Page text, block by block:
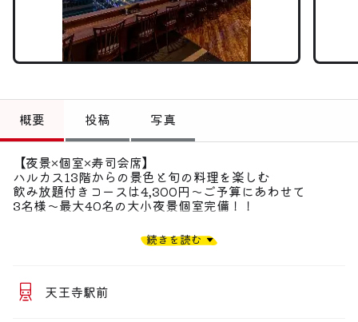
お知らせ
偏愛コミュニティ
投稿
偏愛記事
概要 投稿 写真
【夜景×個室×寿司会席】
ハルカス13階からの景色と旬の料理を楽しむ
飲み放題付きコースは4,300円〜ご予算にあわせて
3名様〜最大40名の大小夜景個室完備！！
あべのハルカス13階の好立地の本格寿司！！
毎日届く新鮮魚介をリーズナブルにお楽しみいただけま
す。
続きを読む
天王寺駅前